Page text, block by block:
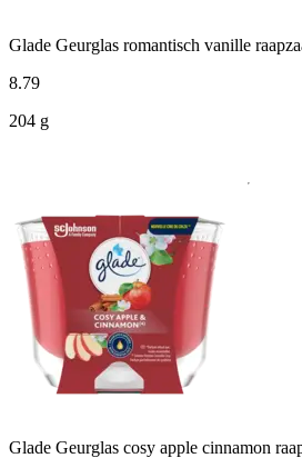
Glade Geurglas romantisch vanille
8.79
204 g
Glade Geurglas cosy apple cinnamon